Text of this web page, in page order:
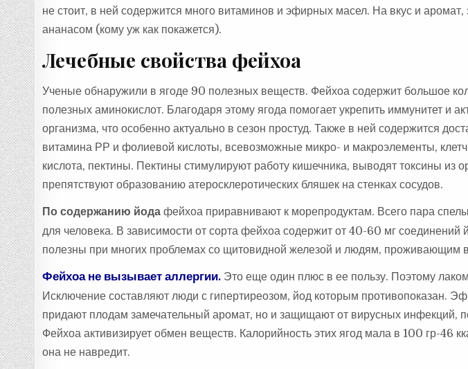
не стоит, в ней содержится много витаминов и эфирных масел. На вкус и
ананасом (кому уж как покажется).
Лечебные свойства фейхоа
Ученые обнаружили в ягоде 90 полезных веществ. Фейхоа содержит большое
полезных аминокислот. Благодаря этому ягода помогает укрепить иммунитет и
организма, что особенно актуально в сезон простуд. Также в ней содержится
витамина РР и фолиевой кислоты, всевозможные микро- и макроэлементы,
кислота, пектины. Пектины стимулируют работу кишечника, выводят токсины из
препятствуют образованию атеросклеротических бляшек на стенках сосудов.
По содержанию йода фейхоа приравнивают к морепродуктам. Всего пара
для человека. В зависимости от сорта фейхоа содержит от 40-60 мг
полезны при многих проблемах со щитовидной железой и людям, проживающим
Фейхоа не вызывает аллергии. Это еще один плюс в ее пользу. Поэтому
Исключение составляют люди с гипертиреозом, йод которым противопоказан.
придают плодам замечательный аромат, но и защищают от вирусных инфекций,
Фейхоа активизирует обмен веществ. Калорийность этих ягод мала в 100 гр-46
она не навредит.